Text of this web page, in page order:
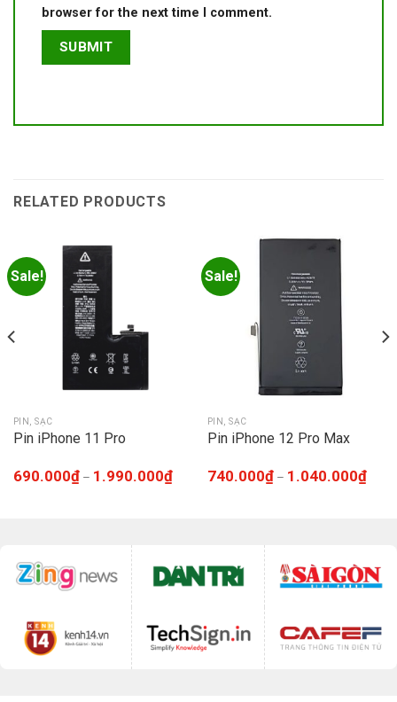
browser for the next time I comment.
RELATED PRODUCTS
Sale!
PIN, SẠC
Pin iPhone 11 Pro
690.000₫– 1.990.000₫
Sale!
PIN, SẠC
Pin iPhone 12 Pro Max
740.000₫– 1.040.000₫